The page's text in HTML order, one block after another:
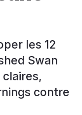
les 12
Swan
contre